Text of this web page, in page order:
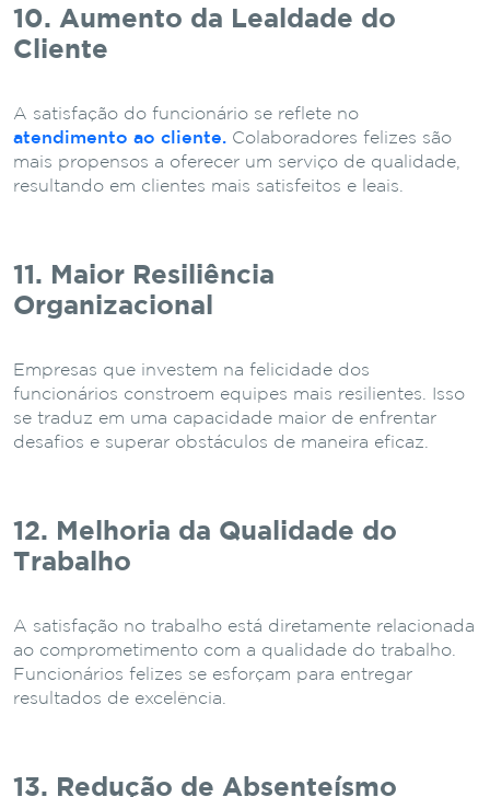
10. Aumento da Lealdade do
Cliente
A satisfação do funcionário se reflete no
atendimento ao cliente. Colaboradores felizes são
mais propensos a oferecer um serviço de qualidade,
resultando em clientes mais satisfeitos e leais.
11. Maior Resiliência
Organizacional
Empresas que investem na felicidade dos
funcionários constroem equipes mais resilientes. Isso
se traduz em uma capacidade maior de enfrentar
desafios e superar obstáculos de maneira eficaz.
12. Melhoria da Qualidade do
Trabalho
A satisfação no trabalho está diretamente relacionada
ao comprometimento com a qualidade do trabalho.
Funcionários felizes se esforçam para entregar
resultados de excelência.
13. Redução de Absenteísmo